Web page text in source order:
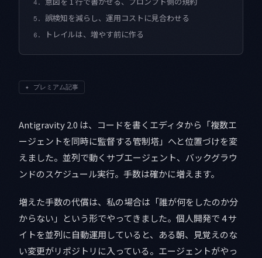
4.
5. 誤検知を減らし、運用コストに見合わせる
6. トレイルは、増やす前に作る
✦ プレミアム記事
Antigravity 2.0 は、コードを書くエディタから「複数エ
ージェントを同時に監督する管制塔」へと位置づけを変
えました。並列で動くサブエージェント、バックグラウ
ンドのスケジュール実行。手数は確かに増えます。
増えた手数の代償は、私の場合は「誰が何をしたのか分
からない」という形でやってきました。個人開発で 4 サ
イトを並列に自動運用していると、ある朝、見覚えのな
い変更がリポジトリに入っている。エージェントがやっ